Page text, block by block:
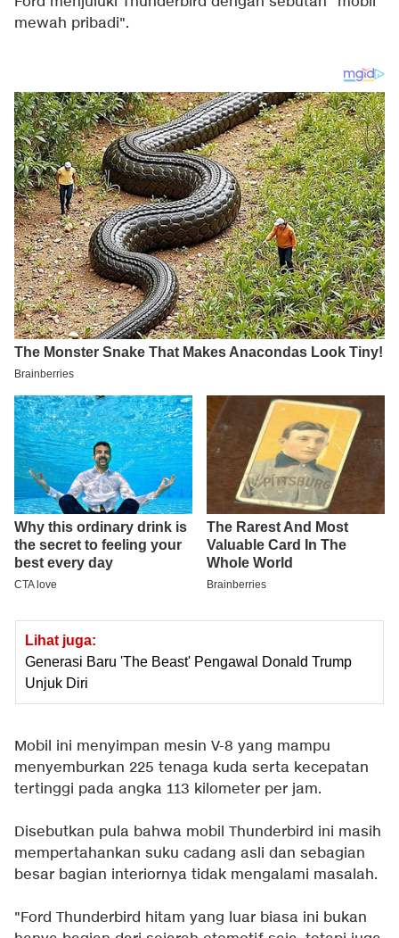
mewah pribadi".
Lihat juga:
Generasi Baru 'The Beast' Pengawal Donald Trump
Unjuk Diri
Mobil ini menyimpan mesin V-8 yang mampu
menyemburkan 225 tenaga kuda serta kecepatan
tertinggi pada angka 113 kilometer per jam.
Disebutkan pula bahwa mobil Thunderbird ini masih
mempertahankan suku cadang asli dan sebagian
besar bagian interiornya tidak mengalami masalah.
"Ford Thunderbird hitam yang luar biasa ini bukan